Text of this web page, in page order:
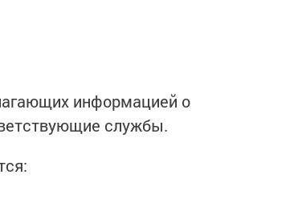
информацией о
службы.